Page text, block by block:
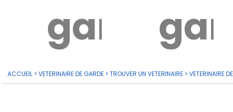
garde?
ACCUEIL > VETERINAIRE DE GARDE > TROUVER UN VETERINAIRE > VETERINAIRE